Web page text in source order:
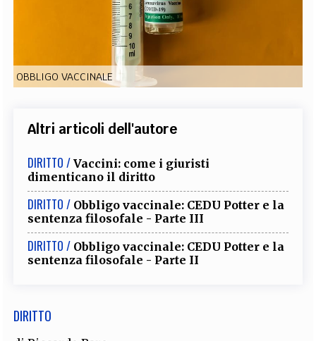
LIBRI PROCEEDINGS PUBBLICITÀ
SOCIAL MEDIA
OBBLIGO VACCINALE
Altri articoli dell'autore
DIRITTO / Vaccini: come i giuristi
dimenticano il diritto
DIRITTO / Obbligo vaccinale: CEDU Potter e la
sentenza filosofale - Parte III
DIRITTO / Obbligo vaccinale: CEDU Potter e la
sentenza filosofale - Parte II
DIRITTO